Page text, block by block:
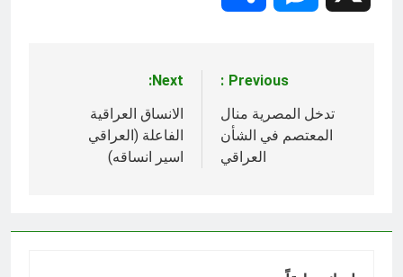
المقالات
Previous:
تدخل المصرية منال
المعتصم في الشأن
العراقي
Next:
الانساق العراقية
الفاعلة (العراقي
اسير انساقه)